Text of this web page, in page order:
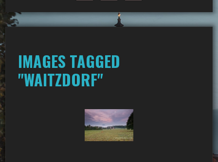
IMAGES TAGGED
"WAITZDORF"